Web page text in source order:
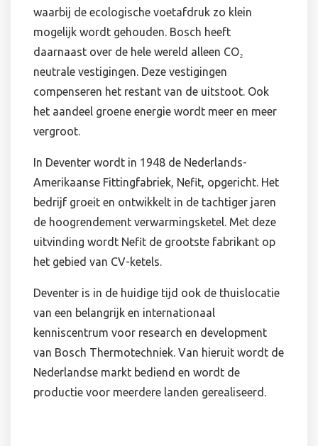
waarbij de ecologische voetafdruk zo klein
mogelijk wordt gehouden. Bosch heeft
daarnaast over de hele wereld alleen CO₂
neutrale vestigingen. Deze vestigingen
compenseren het restant van de uitstoot. Ook
het aandeel groene energie wordt meer en meer
vergroot.
In Deventer wordt in 1948 de Nederlands-
Amerikaanse Fittingfabriek, Nefit, opgericht. Het
bedrijf groeit en ontwikkelt in de tachtiger jaren
de hoogrendement verwarmingsketel. Met deze
uitvinding wordt Nefit de grootste fabrikant op
het gebied van CV-ketels.
Deventer is in de huidige tijd ook de thuislocatie
van een belangrijk en internationaal
kenniscentrum voor research en development
van Bosch Thermotechniek. Van hieruit wordt de
Nederlandse markt bediend en wordt de
productie voor meerdere landen gerealiseerd.